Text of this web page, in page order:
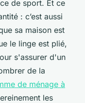
de sport. Et ce
: c’est aussi
sa maison est
le linge est plié,
s'assurer d'un
de la
de ménage à
les